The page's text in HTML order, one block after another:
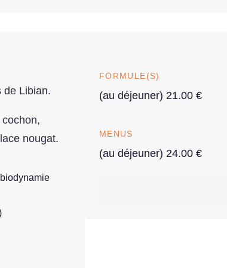
de Libian.
nougat.
FORMULE(S)
(au déjeuner) 21.00 €
MENUS
(au déjeuner) 24.00 €